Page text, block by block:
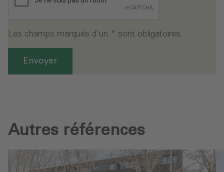
Les champs marqués d'un * sont obligatoires.
Envoyer
Autres références